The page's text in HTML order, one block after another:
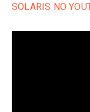
SOLARIS NO